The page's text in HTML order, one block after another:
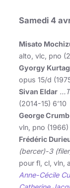
Samedi 4
Misato
alto, vlc, pno
Gyorgy Kurtag
opus 15/d
Sivan Eldar
(2014-15) 6’10
George Crumb
vln, pno (1966)
Frédéric
(bercer)-3
pour fl, cl, vln,
Anne-Cécile